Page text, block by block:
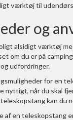
værktøj til udendørs
og
alsidigt værktøj
om du er på
udfordringer.
for en
nyttigt, når du skal
kan du
af en teleskopstang